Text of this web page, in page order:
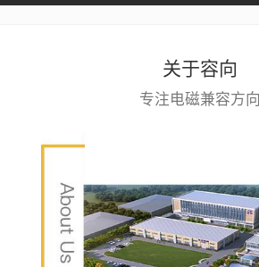
关于容向
专注电磁兼容方向